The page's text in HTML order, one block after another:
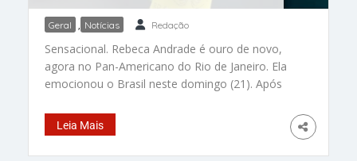
Geral , Notícias Redação
Sensacional. Rebeca Andrade é ouro de novo,
agora no Pan-Americano do Rio de Janeiro. Ela
emocionou o Brasil neste domingo (21). Após
cuidar do corpo e da saúde mental, a maior
medalhista olímpica da história do país voltou
aos ginásios conquistando justamente o lugar
Leia Mais